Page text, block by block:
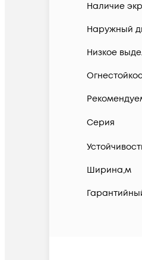
Наличие
Наружный
Низкое
Серия
Ширина,м